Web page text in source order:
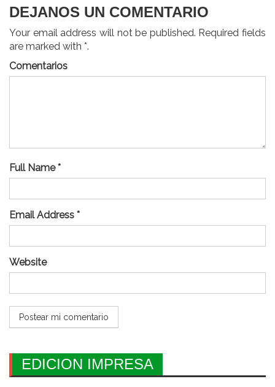
DEJANOS UN COMENTARIO
Your email address will not be published. Required fields
are marked with *.
Comentarios
Full Name *
Email Address *
Website
EDICION IMPRESA